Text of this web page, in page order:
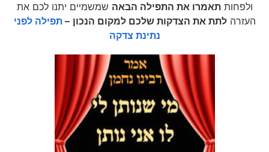
ולפחותתאמרו את התפילה הבאה שמשמיים יתנו לכם את
העזרהלתת את הצדקות שלכם למקום הנכון –תפילה לפני
נתינת צדקה